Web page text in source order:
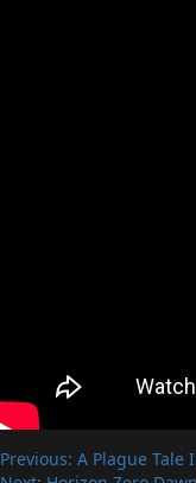
Post
Previous: A Plague Tale